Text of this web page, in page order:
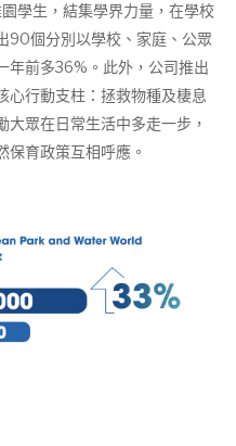
學生，結集學界力量，在學校
90個分別以學校、家庭、公眾
年前多36%。此外，公司推出
心行動支柱：拯救物種及棲息
眾在日常生活中多走一步，
保育政策互相呼應。